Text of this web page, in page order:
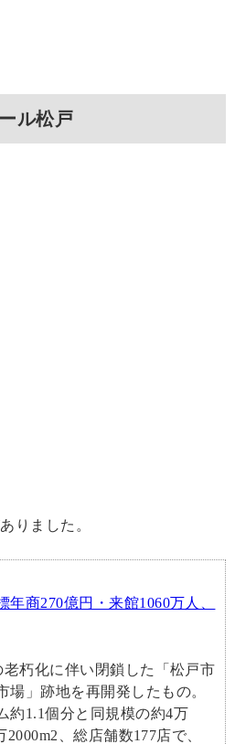
ル松戸
りました。
商270億円・来館1060万人、
老朽化に伴い閉鎖した「松戸市
場」跡地を再開発したもの。
約1.1個分と同規模の約4万
、総店舗数177店で、